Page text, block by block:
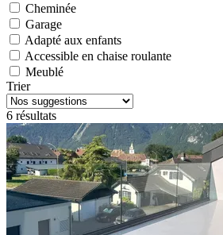
Cheminée
Garage
Adapté aux enfants
Accessible en chaise roulante
Meublé
Trier
6 résultats